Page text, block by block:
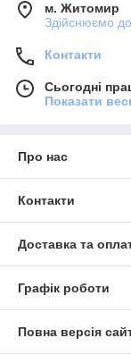
м. Житомир
Здійснюємо
Контакти
Сьогодні
Показати
Про нас
Контакти
Доставка та
Графік роботи
Повна версія